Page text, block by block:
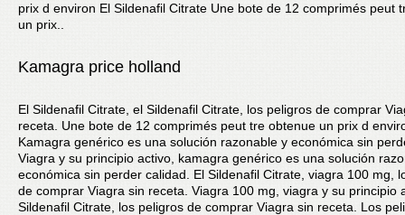
prix d environ El Sildenafil Citrate Une bote de 12 comprimés peut
un prix..
Kamagra price holland
El Sildenafil Citrate, el Sildenafil Citrate, los peligros de comprar
receta. Une bote de 12 comprimés peut tre obtenue un prix d
Kamagra genérico es una solución razonable y económica sin
Viagra y su principio activo, kamagra genérico es una solución
económica sin perder calidad. El Sildenafil Citrate, viagra 100 mg,
de comprar Viagra sin receta. Viagra 100 mg, viagra y su principio
Sildenafil Citrate, los peligros de comprar Viagra sin receta. Los